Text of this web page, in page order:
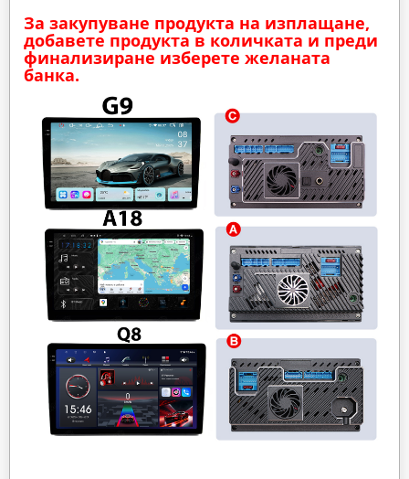
За закупуване продукта на изплащане,
добавете продукта в количката и преди
финализиране изберете желаната
банка.